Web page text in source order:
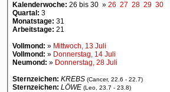
Kalenderwoche: 26 bis 30 » 26 27 28 29 30
Quartal: 3
Monatstage: 31
Arbeitstage: 21
Vollmond: » Mittwoch, 13 Juli
Vollmond: » Donnerstag, 14 Juli
Neumond: » Donnerstag, 28 Juli
Sternzeichen: KREBS (Cancer, 22.6 - 22.7)
Sternzeichen: LÖWE (Leo, 23.7 - 23.8)